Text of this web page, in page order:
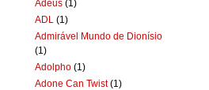
Adeus (1)
ADL (1)
Admirável Mundo de Dionísio
(1)
Adolpho (1)
Adone Can Twist (1)